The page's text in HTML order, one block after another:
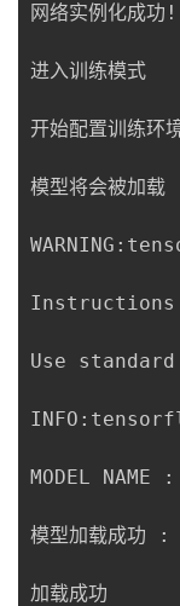
网络实例化成功!
进入训练模式
开始配置训练环
模型将会被加载
WARNING :
Instructions
Use standard
INFO :
MODEL NAME :
模型加载成功 :
加载成功